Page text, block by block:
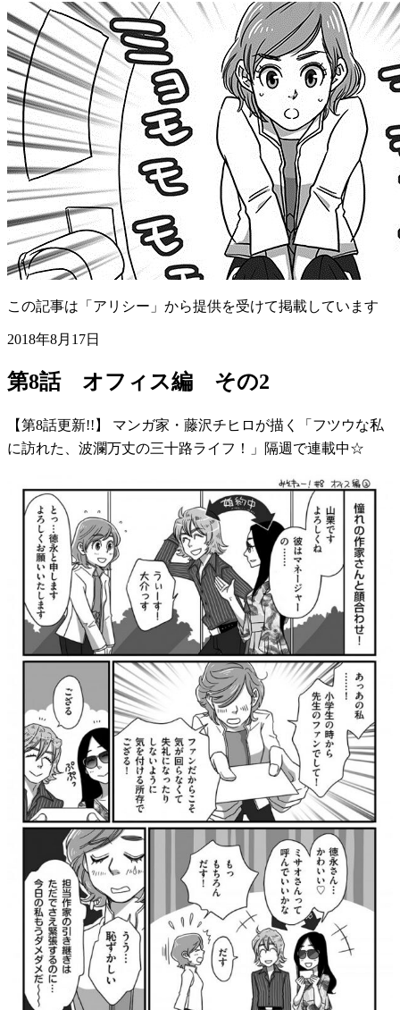
この記事は「アリシー」から提供を受けて掲載しています
2018年8月17日
第8話 オフィス編 その2
【第8話更新!!】 マンガ家・藤沢チヒロが描く「フツウな私
に訪れた、波瀾万丈の三十路ライフ！」隔週で連載中☆